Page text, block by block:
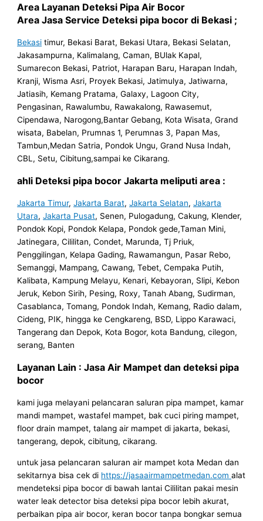
Area Layanan Deteksi Pipa Air Bocor
Area Jasa Service Deteksi pipa bocor di Bekasi ;
Bekasi timur, Bekasi Barat, Bekasi Utara, Bekasi Selatan,
Jakasampurna, Kalimalang, Caman, BUlak Kapal,
Sumarecon Bekasi, Patriot, Harapan Baru, Harapan Indah,
Kranji, Wisma Asri, Proyek Bekasi, Jatimulya, Jatiwarna,
Jatiasih, Kemang Pratama, Galaxy, Lagoon City,
Pengasinan, Rawalumbu, Rawakalong, Rawasemut,
Cipendawa, Narogong,Bantar Gebang, Kota Wisata, Grand
wisata, Babelan, Prumnas 1, Perumnas 3, Papan Mas,
Tambun,Medan Satria, Pondok Ungu, Grand Nusa Indah,
CBL, Setu, Cibitung,sampai ke Cikarang.
ahli Deteksi pipa bocor Jakarta meliputi area :
Jakarta Timur,Jakarta Barat,Jakarta Selatan,Jakarta
Utara,Jakarta Pusat, Senen, Pulogadung, Cakung, Klender,
Pondok Kopi, Pondok Kelapa, Pondok gede,Taman Mini,
Jatinegara, Cililitan, Condet, Marunda, Tj Priuk,
Penggilingan, Kelapa Gading, Rawamangun, Pasar Rebo,
Semanggi, Mampang, Cawang, Tebet, Cempaka Putih,
Kalibata, Kampung Melayu, Kenari, Kebayoran, Slipi, Kebon
Jeruk, Kebon Sirih, Pesing, Roxy, Tanah Abang, Sudirman,
Casablanca, Tomang, Pondok Indah, Kemang, Radio dalam,
Cideng, PIK, hingga ke Cengkareng, BSD, Lippo Karawaci,
Tangerang dan Depok, Kota Bogor, kota Bandung, cilegon,
serang, Banten
Layanan Lain : Jasa Air Mampet dan deteksi pipa
bocor
kami juga melayani pelancaran saluran pipa mampet, kamar
mandi mampet, wastafel mampet, bak cuci piring mampet,
floor drain mampet, talang air mampet di jakarta, bekasi,
tangerang, depok, cibitung, cikarang.
untuk jasa pelancaran saluran air mampet kota Medan dan
sekitarnya bisa cek di https://jasaairmampetmedan.comalat
mendeteksi pipa bocor di bawah lantai Cililitan pakai mesin
water leak detector bisa deteksi pipa bocor lebih akurat,
perbaikan pipa air bocor, keran bocor tanpa bongkar semua